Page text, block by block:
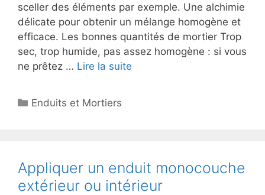
sceller des éléments par exemple. Une alchimie
délicate pour obtenir un mélange homogène et
efficace. Les bonnes quantités de mortier Trop
sec, trop humide, pas assez homogène : si vous
ne prêtez … Lire la suite
Catégories
Enduits et Mortiers
Appliquer un enduit monocouche
extérieur ou intérieur